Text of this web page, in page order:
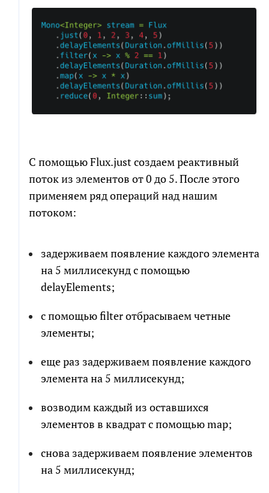
С помощью Flux.just создаем реактивный
поток из элементов от 0 до 5. После этого
применяем ряд операций над нашим
потоком:
задерживаем появление каждого элемента
на 5 миллисекунд с помощью
delayElements;
с помощью filter отбрасываем четные
элементы;
еще раз задерживаем появление каждого
элемента на 5 миллисекунд;
возводим каждый из оставшихся
элементов в квадрат с помощью map;
снова задерживаем появление элементов
на 5 миллисекунд;
Новый проект Развитие проекта
Расскажите
ПРИКРЕПИТЬ БРИФ ИЛИ ТЗ
Я соглашаюсь на обработку персональных
данных в соответствии сполитикой обработки
персональных данных
Я согласен на получение информационных и
рекламных сообщений
Я соглашаюсь на обработку персональных
данных в соответствии сполитикой обработки
персональных данных
Я согласен на получение информационных и
рекламных сообщений